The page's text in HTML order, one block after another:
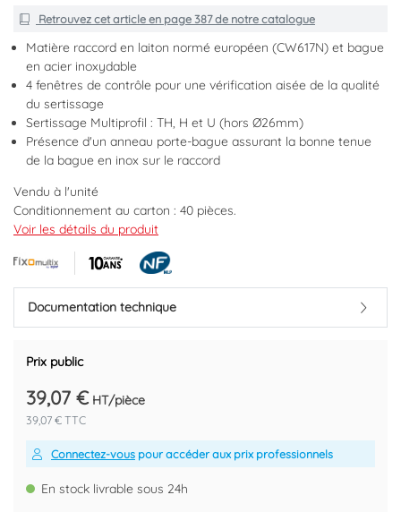
Retrouvez cet article en page 387de notre catalogue
Matière raccord en laiton normé européen (CW617N) et bague
en acier inoxydable
4 fenêtres de contrôle pour une vérification aisée de la qualité
du sertissage
Sertissage Multiprofil : TH, H et U (hors Ø26mm)
Présence d'un anneau porte-bague assurant la bonne tenue
de la bague en inox sur le raccord
Vendu à l'unité
Conditionnement au carton : 40 pièces.
Multisertissage : U et TH.
Douille à sertir en acier inoxydable.
Corps laiton.
Triple joints toriques en EPDM haute résistance conforme à la
norme NF 545.
Fenêtre de contrôle pour un positionnement correct du tube.
Marque : FIXOMULTIX BY AYOR
Code EAN : 3540730062659
Voir les détails du produit
Documentation technique
Prix public
39,07 € HT/pièce
39,07 € TTC
Connectez-vous pour accéder aux prix professionnels
En stock livrable sous 24h